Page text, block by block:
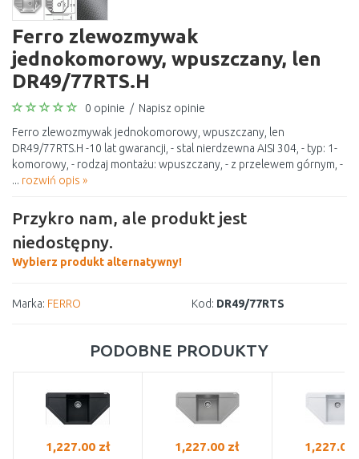
Ferro zlewozmywak
jednokomorowy, wpuszczany, len
DR49/77RTS.H
0 opinie / Napisz opinie
Ferro zlewozmywak jednokomorowy, wpuszczany, len
DR49/77RTS.H -10 lat gwarancji, - stal nierdzewna AISI 304, - typ: 1-
komorowy, - rodzaj montażu: wpuszczany, - z przelewem górnym, -
... rozwiń opis »
Przykro nam, ale produkt jest
niedostępny.
Wybierz produkt alternatywny!
Marka: FERRO Kod: DR49/77RTS
PODOBNE PRODUKTY
1,227.00 zł 1,227.00 zł 1,227.00